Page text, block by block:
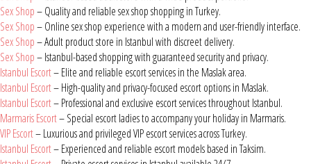
Sex Shop– Quality and reliable sex shop shopping in Turkey.
Sex Shop– Online sex shop experience with a modern and user-friendly interface.
Sex Shop– Adult product store in Istanbul with discreet delivery.
Sex Shop– Istanbul-based shopping with guaranteed security and privacy.
Istanbul Escort– Elite and reliable escort services in the Maslak area.
Istanbul Escort– High-quality and privacy-focused escort options in Maslak.
Istanbul Escort– Professional and exclusive escort services throughout Istanbul.
Marmaris Escort– Special escort ladies to accompany your holiday in Marmaris.
VIP Escort– Luxurious and privileged VIP escort services across Turkey.
Istanbul Escort– Experienced and reliable escort models based in Taksim.